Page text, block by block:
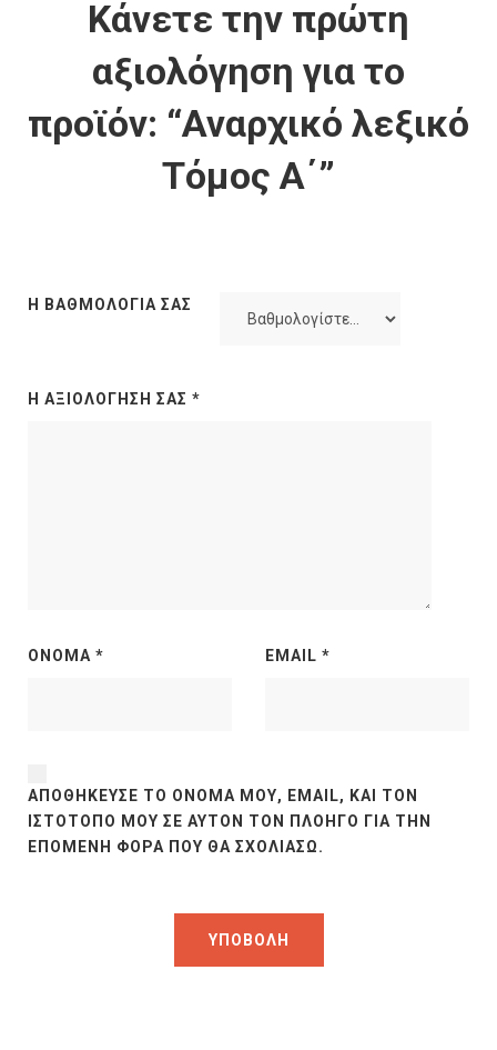
Κάνετε την πρώτη
αξιολόγηση για το
προϊόν: “Αναρχικό λεξικό
Τόμος Α΄”
Η ΒΑΘΜΟΛΟΓΊΑ ΣΑΣ
Η ΑΞΙΟΛΌΓΗΣΉ ΣΑΣ *
ΌΝΟΜΑ * EMAIL *
ΑΠΟΘΉΚΕΥΣΕ ΤΟ ΌΝΟΜΆ ΜΟΥ, EMAIL, ΚΑΙ ΤΟΝ
ΙΣΤΌΤΟΠΟ ΜΟΥ ΣΕ ΑΥΤΌΝ ΤΟΝ ΠΛΟΗΓΌ ΓΙΑ ΤΗΝ
ΕΠΌΜΕΝΗ ΦΟΡΆ ΠΟΥ ΘΑ ΣΧΟΛΙΆΣΩ.